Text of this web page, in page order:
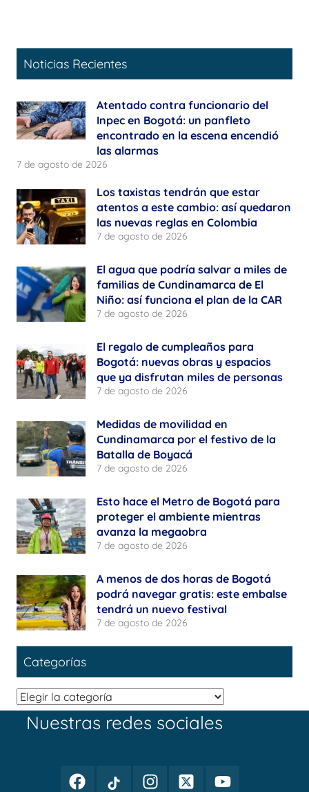
Noticias Recientes
Atentado contra funcionario del
Inpec en Bogotá: un panfleto
encontrado en la escena encendió
las alarmas
7 de agosto de 2026
Los taxistas tendrán que estar
atentos a este cambio: así quedaron
las nuevas reglas en Colombia
7 de agosto de 2026
El agua que podría salvar a miles de
familias de Cundinamarca de El
Niño: así funciona el plan de la CAR
7 de agosto de 2026
El regalo de cumpleaños para
Bogotá: nuevas obras y espacios
que ya disfrutan miles de personas
7 de agosto de 2026
Medidas de movilidad en
Cundinamarca por el festivo de la
Batalla de Boyacá
7 de agosto de 2026
Esto hace el Metro de Bogotá para
proteger el ambiente mientras
avanza la megaobra
7 de agosto de 2026
A menos de dos horas de Bogotá
podrá navegar gratis: este embalse
tendrá un nuevo festival
7 de agosto de 2026
Categorías
Categorías
Nuestras redes sociales
FacebookTikTok
InstagramTwitterYoutube